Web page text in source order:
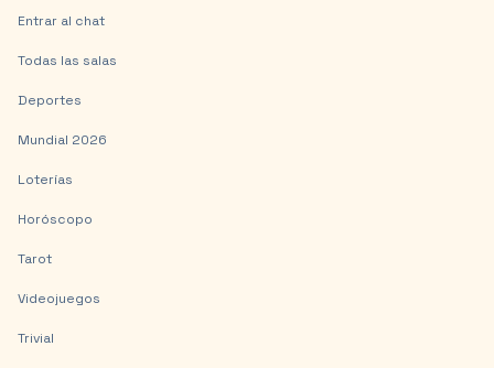
Entrar al chat
Todas las salas
Deportes
Mundial 2026
Loterías
Horóscopo
Tarot
Videojuegos
Trivial